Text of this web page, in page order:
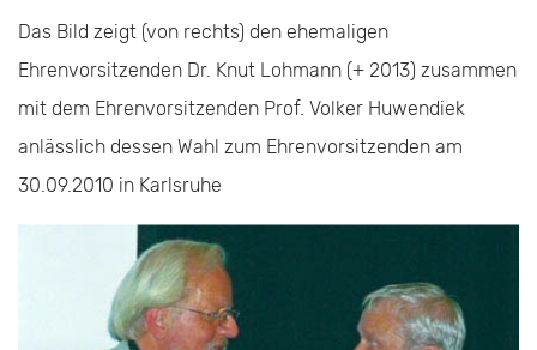
Das Bild zeigt (von rechts) den ehemaligen
Ehrenvorsitzenden Dr. Knut Lohmann (+ 2013) zusammen
mit dem Ehrenvorsitzenden Prof. Volker Huwendiek
anlässlich dessen Wahl zum Ehrenvorsitzenden am
30.09.2010 in Karlsruhe